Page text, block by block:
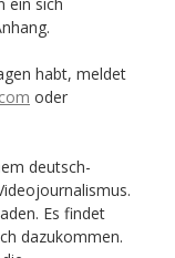
habt, meldet
oder
deutsch-
Es findet
dazukommen.